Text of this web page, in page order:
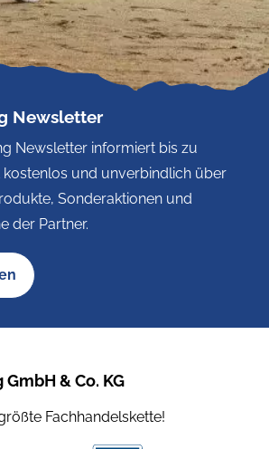
Newsletter
Newsletter informiert bis zu
und unverbindlich über
Sonderaktionen und
der Partner.
& Co. KG
Fachhandelskette!